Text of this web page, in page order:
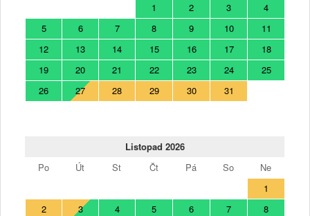
1
2 3
4
5
6 7 8 9 10
11
12
13 14 15 16 17
18
19
20 21 22 23 24
25
26
27 28 29 30 31
Listopad 2026
Po
Út St Čt Pá So
Ne
1
2
3 4 5 6 7
8